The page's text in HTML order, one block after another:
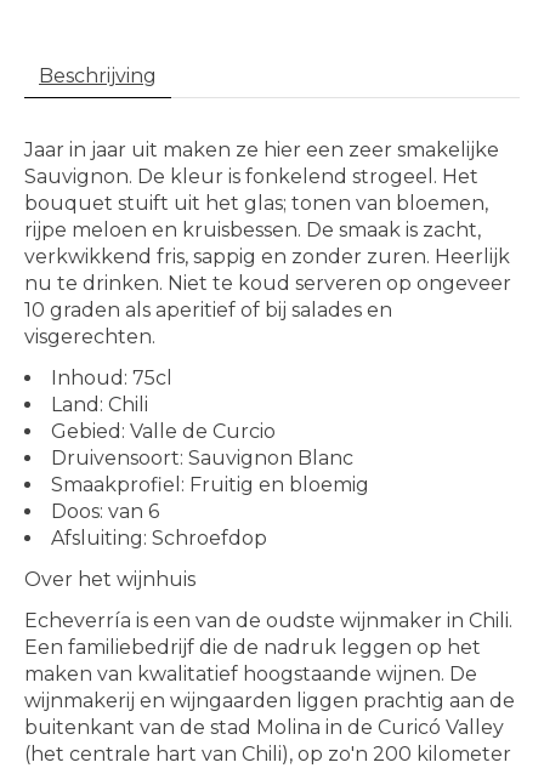
Beschrijving
Jaar in jaar uit maken ze hier een zeer smakelijke
Sauvignon. De kleur is fonkelend strogeel. Het
bouquet stuift uit het glas; tonen van bloemen,
rijpe meloen en kruisbessen. De smaak is zacht,
verkwikkend fris, sappig en zonder zuren. Heerlijk
nu te drinken. Niet te koud serveren op ongeveer
10 graden als aperitief of bij salades en
visgerechten.
Inhoud: 75cl
Land: Chili
Gebied: Valle de Curcio
Druivensoort: Sauvignon Blanc
Smaakprofiel: Fruitig en bloemig
Doos: van 6
Afsluiting: Schroefdop
Over het wijnhuis
Echeverría is een van de oudste wijnmaker in Chili.
Een familiebedrijf die de nadruk leggen op het
maken van kwalitatief hoogstaande wijnen. De
wijnmakerij en wijngaarden liggen prachtig aan de
buitenkant van de stad Molina in de Curicó Valley
(het centrale hart van Chili), op zo'n 200 kilometer